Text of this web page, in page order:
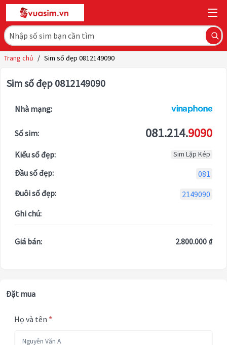
Trang chủ / Sim số đẹp 0812149090
Sim số đẹp 0812149090
Nhà mạng:
Số sim: 081.214.9090
Kiểu số đẹp: Sim Lặp Kép
Đầu số đẹp:
081
Đuôi số đẹp:
2149090
Ghi chú:
Giá bán: 2.800.000 ₫
Đặt mua
Họ và tên *